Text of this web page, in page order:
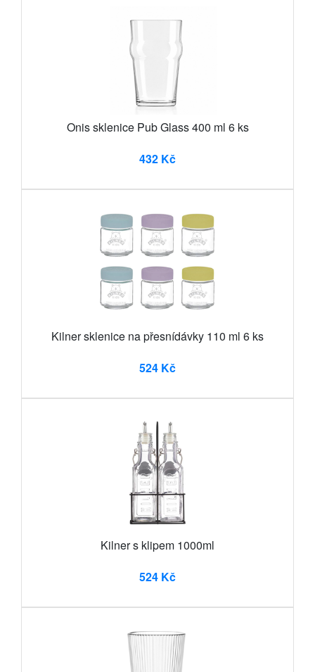
Onis sklenice Pub Glass 400 ml 6 ks
432 Kč
Kilner sklenice na přesnídávky 110 ml 6 ks
524 Kč
Kilner s klipem 1000ml
524 Kč